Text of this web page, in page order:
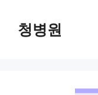
청병원